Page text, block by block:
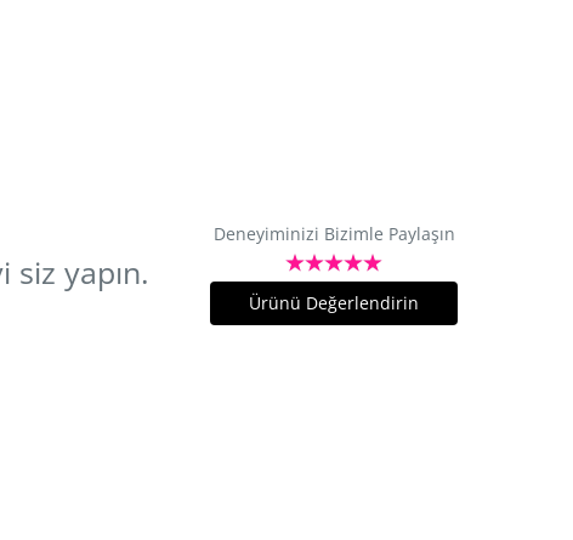
yapın.
Deneyiminizi Bizimle Paylaşın
Ürünü Değerlendirin